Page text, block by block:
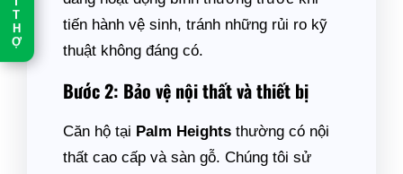
T
T
H
Ợ
tiến hành vệ sinh, tránh những rủi ro kỹ
thuật không đáng có.
Bước 2: Bảo vệ nội thất và thiết bị
Căn hộ tại Palm Heights thường có nội
thất cao cấp và sàn gỗ. Chúng tôi sử